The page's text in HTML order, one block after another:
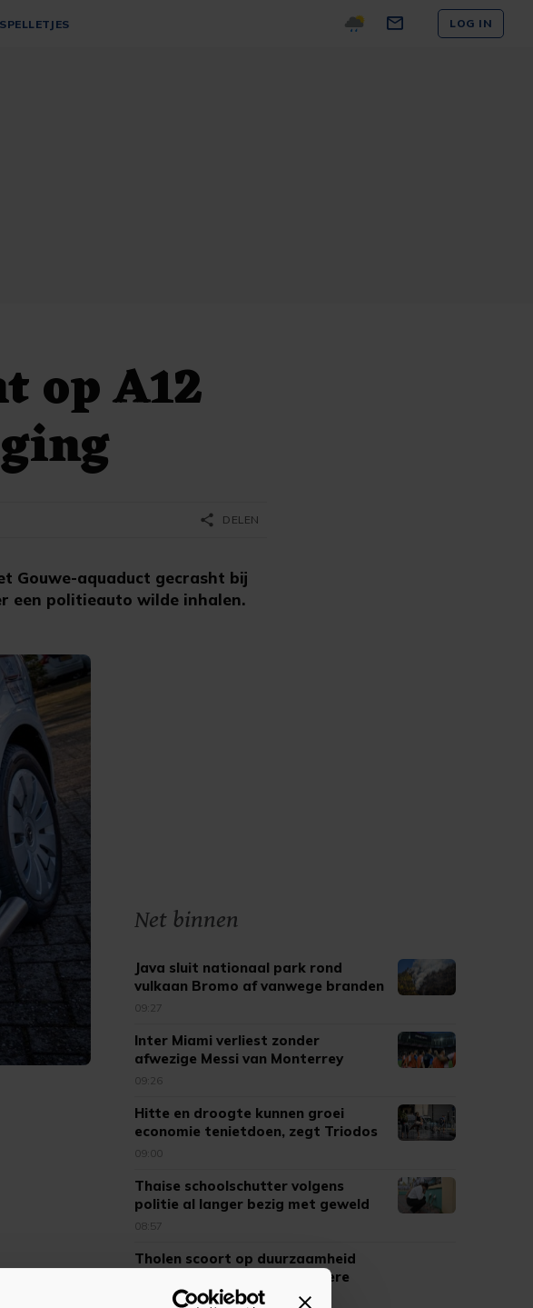
SPELLETJES LOG IN
op A12
Gouwe-aquaduct gecrasht bij
een politieauto wilde inhalen.
share DELEN
Net binnen
Java sluit nationaal park rond
vulkaan Bromo af vanwege branden
09:27
Inter Miami verliest zonder
afwezige Messi van Monterrey
09:26
Hitte en droogte kunnen groei
economie tenietdoen, zegt Triodos
09:00
Thaise schoolschutter volgens
politie al langer bezig met geweld
08:57
Tholen scoort op duurzaamheid
slechter dan de meeste andere
gemeenten